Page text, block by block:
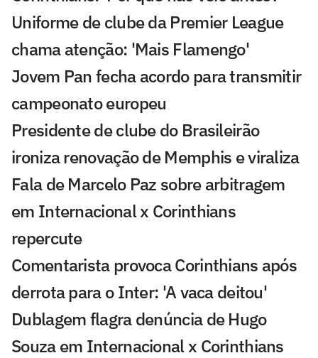
Uniforme de clube da Premier League
chama atenção: 'Mais Flamengo'
Jovem Pan fecha acordo para transmitir
campeonato europeu
Presidente de clube do Brasileirão
ironiza renovação de Memphis e viraliza
Fala de Marcelo Paz sobre arbitragem
em Internacional x Corinthians
repercute
Comentarista provoca Corinthians após
derrota para o Inter: 'A vaca deitou'
Dublagem flagra denúncia de Hugo
Souza em Internacional x Corinthians